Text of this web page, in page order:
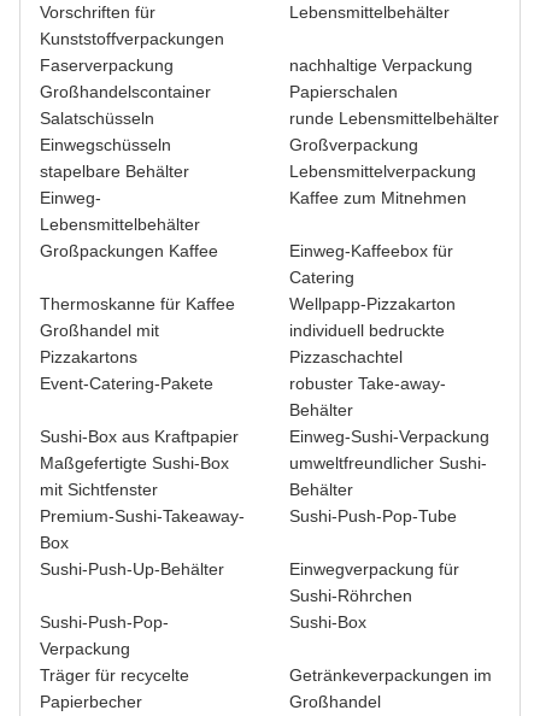
Vorschriften für
Kunststoffverpackungen
Lebensmittelbehälter
Faserverpackung
nachhaltige Verpackung
Großhandelscontainer
Papierschalen
Salatschüsseln
runde Lebensmittelbehälter
Einwegschüsseln
Großverpackung
stapelbare Behälter
Lebensmittelverpackung
Einweg-
Lebensmittelbehälter
Kaffee zum Mitnehmen
Großpackungen Kaffee
Einweg-Kaffeebox für
Catering
Thermoskanne für Kaffee
Wellpapp-Pizzakarton
Großhandel mit
Pizzakartons
individuell bedruckte
Pizzaschachtel
Event-Catering-Pakete
robuster Take-away-
Behälter
Sushi-Box aus Kraftpapier
Einweg-Sushi-Verpackung
Maßgefertigte Sushi-Box
mit Sichtfenster
umweltfreundlicher Sushi-
Behälter
Premium-Sushi-Takeaway-
Box
Sushi-Push-Pop-Tube
Sushi-Push-Up-Behälter
Einwegverpackung für
Sushi-Röhrchen
Sushi-Push-Pop-
Verpackung
Sushi-Box
Träger für recycelte
Papierbecher
Getränkeverpackungen im
Großhandel